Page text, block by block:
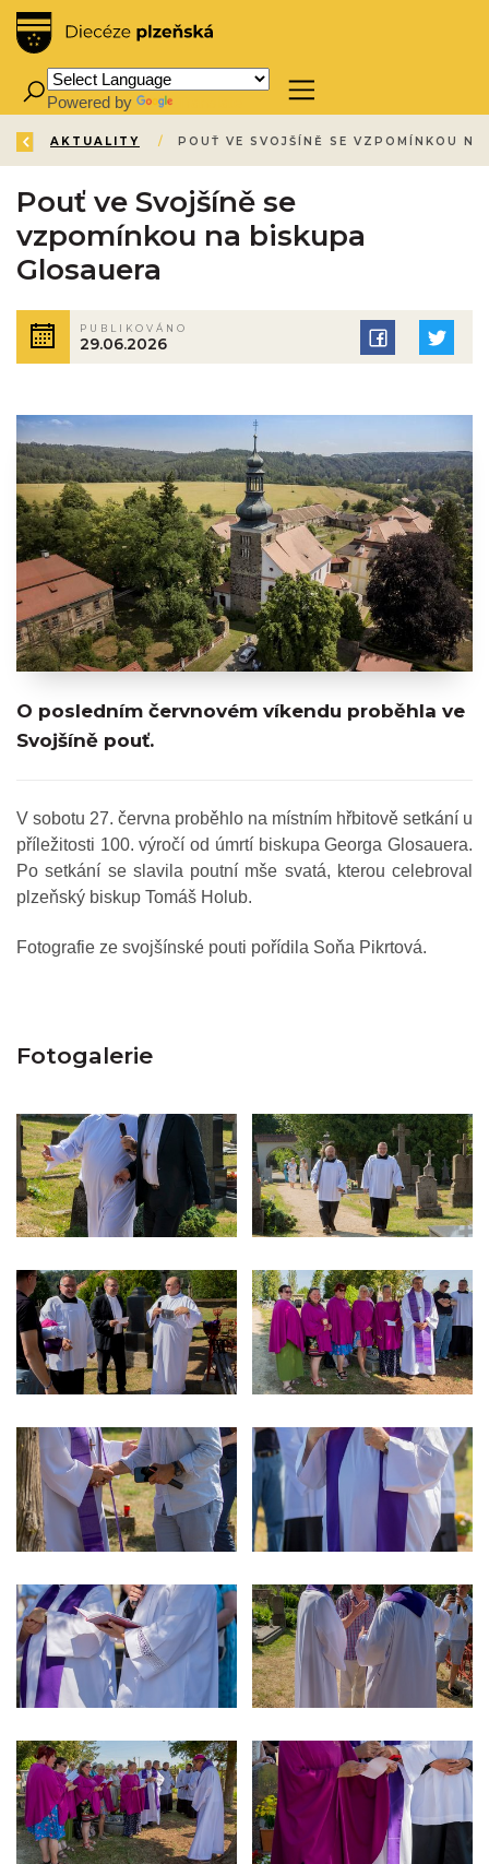
Powered by
ZPĚT
ÚVOD /
AKTUALITY /
Pouť ve Svojšíně se
vzpomínkou na biskupa
Glosauera
PUBLIKOVÁNO
29.06.2026
O posledním červnovém víkendu proběhla ve
Svojšíně pouť.
V sobotu 27. června proběhlo na místním hřbitově setkání u
příležitosti 100. výročí od úmrtí biskupa Georga Glosauera.
Po setkání se slavila poutní mše svatá, kterou celebroval
plzeňský biskup Tomáš Holub.
Fotografie ze svojšínské pouti pořídila Soňa Pikrtová.
Fotogalerie